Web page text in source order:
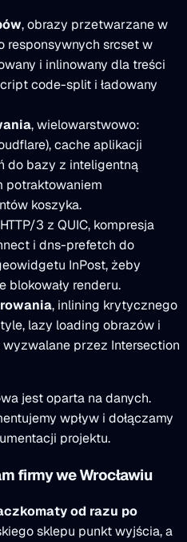
, obrazy przetwarzane w
responsywnych srcset w
i inlinowany dla treści
code-split i ładowany
, wielowarstwowo:
cache aplikacji
do bazy z inteligentną
potraktowaniem
koszyka.
3 z QUIC, kompresja
i dns-prefetch do
InPost, żeby
blokowały renderu.
, inlining krytycznego
lazy loading obrazów i
przez Intersection
jest oparta na danych.
wpływ i dołączamy
projektu.
firmy we Wrocławiu
od razu po
sklepu punkt wyjścia, a